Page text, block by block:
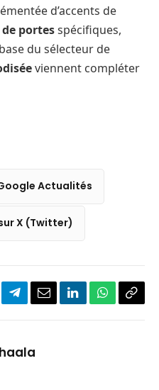
d’accents de
portesspécifiques,
du sélecteur de
viennent compléter
Actualités
X (Twitter)
Partager
Telegram
EmailLinkedInWhatsApp